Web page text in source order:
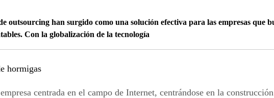
outsourcing han surgido como una solución efectiva para las empresas que
Con la globalización de la tecnología
hormigas
centrada en el campo de Internet, centrándose en la